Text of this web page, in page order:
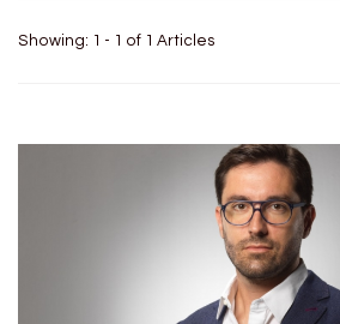
Showing: 1 - 1 of 1 Articles